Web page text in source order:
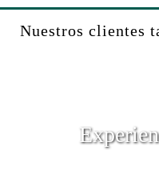
Nuestros clientes